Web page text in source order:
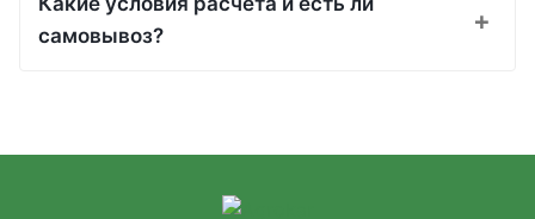
самовывоз?